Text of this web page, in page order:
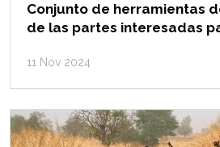
Conjunto de herramientas
de las partes interesadas
11 Nov 2024